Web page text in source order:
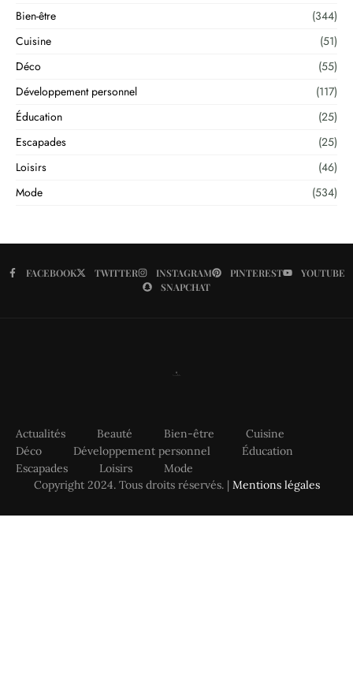
Bien-être
(344)
Cuisine
(51)
Déco
(55)
Développement personnel
(117)
Éducation
(25)
Escapades
(25)
Loisirs
(46)
Mode
(534)
FACEBOOK TWITTER INSTAGRAM PINTEREST
YOUTUBE
SNAPCHAT
Actualités Beauté Bien-être
Cuisine
Déco
Développement personnel
Éducation
Escapades
Loisirs
Mode
Copyright 2024. Tous droits réservés. | Mentions légales